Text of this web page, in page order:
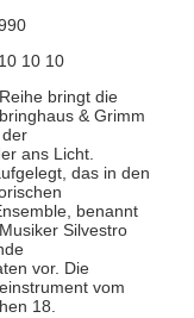
10 10 10
bringt die
& Grimm
ans Licht.
das in den
benannt
Silvestro
vor. Die
vom
18.